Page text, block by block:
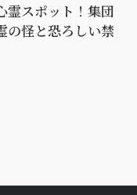
霊スポット！集団
の怪と恐ろしい禁